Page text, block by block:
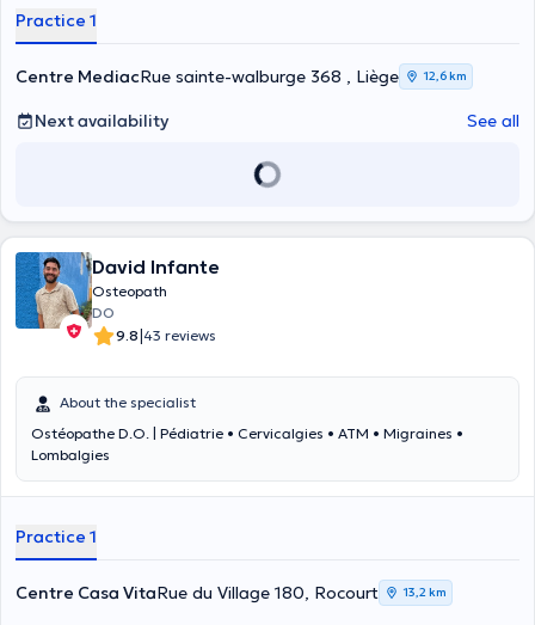
Practice 1
Centre MediacRue sainte-walburge 368 , Liège 12,6 km
Next availability See all
David Infante
Osteopath
DO
9.8|43 reviews
About the specialist
Ostéopathe D.O. | Pédiatrie • Cervicalgies • ATM • Migraines •
Lombalgies
Practice 1
Centre Casa VitaRue du Village 180, Rocourt 13,2 km